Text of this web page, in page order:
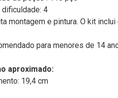
4
montagem e pintura. O kit
para menores de 14
aproximado:
19,4 cm